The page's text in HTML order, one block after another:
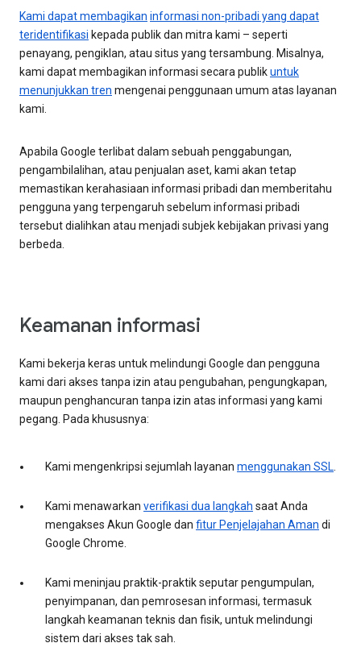
Kami dapat membagikan informasi non-pribadi yang dapat
teridentifikasi kepada publik dan mitra kami – seperti
penayang, pengiklan, atau situs yang tersambung. Misalnya,
kami dapat membagikan informasi secara publikuntuk
menunjukkan tren mengenai penggunaan umum atas layanan
kami.
Apabila Google terlibat dalam sebuah penggabungan,
pengambilalihan, atau penjualan aset, kami akan tetap
memastikan kerahasiaan informasi pribadi dan memberitahu
pengguna yang terpengaruh sebelum informasi pribadi
tersebut dialihkan atau menjadi subjek kebijakan privasi yang
berbeda.
Keamanan informasi
Kami bekerja keras untuk melindungi Google dan pengguna
kami dari akses tanpa izin atau pengubahan, pengungkapan,
maupun penghancuran tanpa izin atas informasi yang kami
pegang. Pada khususnya:
Kami mengenkripsi sejumlah layanan menggunakan SSL.
Kami menawarkan verifikasi dua langkah saat Anda
mengakses Akun Google dan fitur Penjelajahan Aman di
Google Chrome.
Kami meninjau praktik-praktik seputar pengumpulan,
penyimpanan, dan pemrosesan informasi, termasuk
langkah keamanan teknis dan fisik, untuk melindungi
sistem dari akses tak sah.